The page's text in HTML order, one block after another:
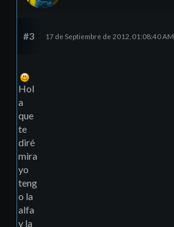
#3 17 de Septiembre de 2012, 01:08:40 AM
Hol
a
que
te
diré
mira
yo
teng
o la
alfa
y la